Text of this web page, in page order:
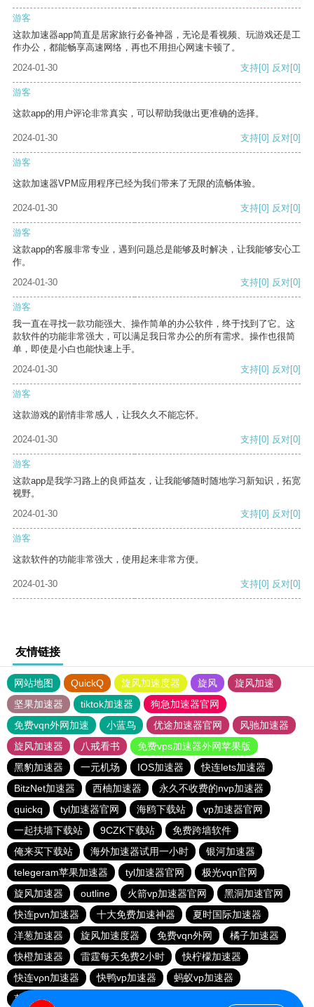
游客
这款加速器app简直是居家旅行必备神器，无论是看视频、玩游戏还是工
作办公，都能畅享高速网络，再也不用担心网速卡顿了。
2024-01-30
支持[0] 反对[0]
游客
这款app的用户评论非常真实，可以帮助我做出更准确的选择。
2024-01-30 支持[0] 反对[0]
游客
这款加速器VPM应用程序已经为我们带来了无限的流畅体验。
2024-01-30 支持[0] 反对[0]
游客
这款app的客服非常专业，遇到问题总是能够及时解决，让我能够安心工
作。
2024-01-30
支持[0] 反对[0]
游客
我一直在寻找一款功能强大、操作简单的办公软件，终于找到了它。这
款软件的功能非常强大，可以满足我日常办公的所有需求。操作也很简
单，即使是小白也能快速上手。
2024-01-30
支持[0] 反对[0]
游客
这款游戏的剧情非常感人，让我久久不能忘怀。
2024-01-30 支持[0] 反对[0]
游客
这款app是我学习路上的良师益友，让我能够随时随地学习新知识，拓宽
视野。
2024-01-30
支持[0] 反对[0]
游客
这款软件的功能非常强大，使用起来非常方便。
2024-01-30 支持[0] 反对[0]
友情链接
网站地图 QuickQ 旋风加速度器 旋风
旋风加速
坚果加速器
tiktok加速器
狗急加速器官网
免费vqn外网加速
小蓝鸟 优途加速器官网
风驰加速器
旋风加速器
八戒看书
免费vps加速器外网苹果版
黑豹加速器
一元机场 IOS加速器
快连lets加速器
BitzNet加速器
西柚加速器
永久不收费的nvp加速器
quickq
tyl加速器官网 海鸥下载站
vp加速器官网
一起扶墙下载站
9CZK下载站
免费跨墙软件
俺来买下载站
海外加速器试用一小时
银河加速器
telegeram苹果加速器
tyl加速器官网
极光vqn官网
旋风加速器
outline 火箭vp加速器官网
黑洞加速官网
快连pvn加速器
十大免费加速神器
夏时国际加速器
洋葱加速器
旋风加速度器 免费vqn外网
橘子加速器
快橙加速器
雷霆每天免费2小时
快柠檬加速器
快连vρn加速器
快鸭vp加速器
蚂蚁vp加速器
蘑菇加速器